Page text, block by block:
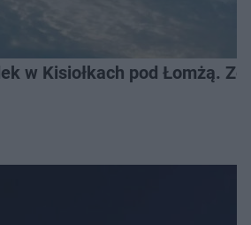
w Kisiołkach pod Łomżą.